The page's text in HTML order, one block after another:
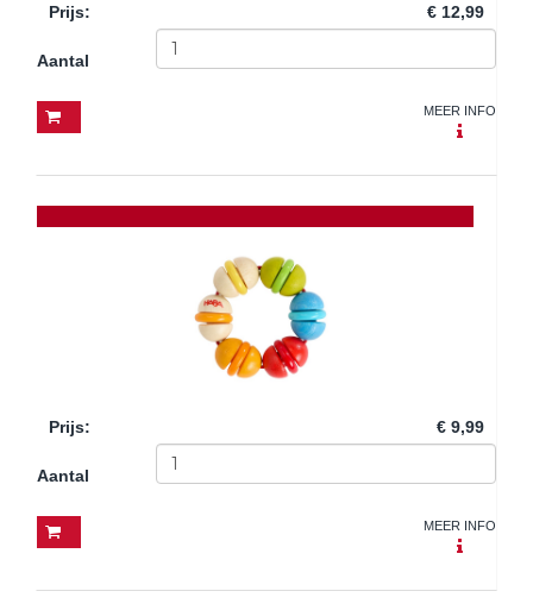
Prijs: € 12,99
Aantal
MEER INFO
Prijs: € 9,99
Aantal
MEER INFO